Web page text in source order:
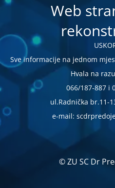
Web
Sve informacije na jednom
Hvala na
066/187-887 i
ul.Radnička br.11-
e-mail:
© ZU SC Dr